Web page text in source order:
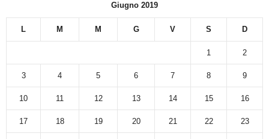
Giugno 2019
L M M G V S D
1 2
3 4 5 6 7 8 9
10 11 12 13 14 15 16
17 18 19 20 21 22 23